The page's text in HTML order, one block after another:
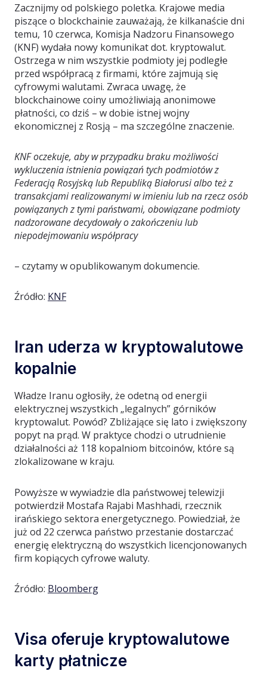
Zacznijmy od polskiego poletka. Krajowe media
piszące o blockchainie zauważają, że kilkanaście dni
temu, 10 czerwca, Komisja Nadzoru Finansowego
(KNF) wydała nowy komunikat dot. kryptowalut.
Ostrzega w nim wszystkie podmioty jej podległe
przed współpracą z firmami, które zajmują się
cyfrowymi walutami. Zwraca uwagę, że
blockchainowe coiny umożliwiają anonimowe
płatności, co dziś – w dobie istnej wojny
ekonomicznej z Rosją – ma szczególne znaczenie.
KNF oczekuje, aby w przypadku braku możliwości
wykluczenia istnienia powiązań tych podmiotów z
Federacją Rosyjską lub Republiką Białorusi albo też z
transakcjami realizowanymi w imieniu lub na rzecz osób
powiązanych z tymi państwami, obowiązane podmioty
nadzorowane decydowały o zakończeniu lub
niepodejmowaniu współpracy
– czytamy w opublikowanym dokumencie.
Źródło: KNF
Iran uderza w kryptowalutowe
kopalnie
Władze Iranu ogłosiły, że odetną od energii
elektrycznej wszystkich „legalnych” górników
kryptowalut. Powód? Zbliżające się lato i zwiększony
popyt na prąd. W praktyce chodzi o utrudnienie
działalności aż 118 kopalniom bitcoinów, które są
zlokalizowane w kraju.
Powyższe w wywiadzie dla państwowej telewizji
potwierdził Mostafa Rajabi Mashhadi, rzecznik
irańskiego sektora energetycznego. Powiedział, że
już od 22 czerwca państwo przestanie dostarczać
energię elektryczną do wszystkich licencjonowanych
firm kopiących cyfrowe waluty.
Źródło: Bloomberg
Visa oferuje kryptowalutowe
karty płatnicze